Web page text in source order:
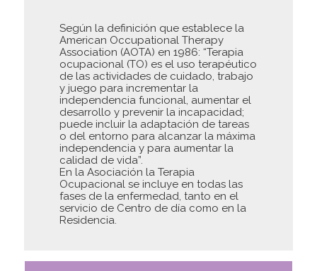
Según la definición que establece la
American Occupational Therapy
Association (AOTA) en 1986: “Terapia
ocupacional (TO) es el uso terapéutico
de las actividades de cuidado, trabajo
y juego para incrementar la
independencia funcional, aumentar el
desarrollo y prevenir la incapacidad;
puede incluir la adaptación de tareas
o del entorno para alcanzar la máxima
independencia y para aumentar la
calidad de vida”.
En la Asociación la Terapia
Ocupacional se incluye en todas las
fases de la enfermedad, tanto en el
servicio de Centro de día como en la
Residencia.